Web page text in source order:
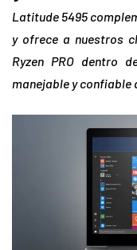
Latitude 5495
y ofrece a nuestros
Ryzen PRO dentro
manejable y confiable